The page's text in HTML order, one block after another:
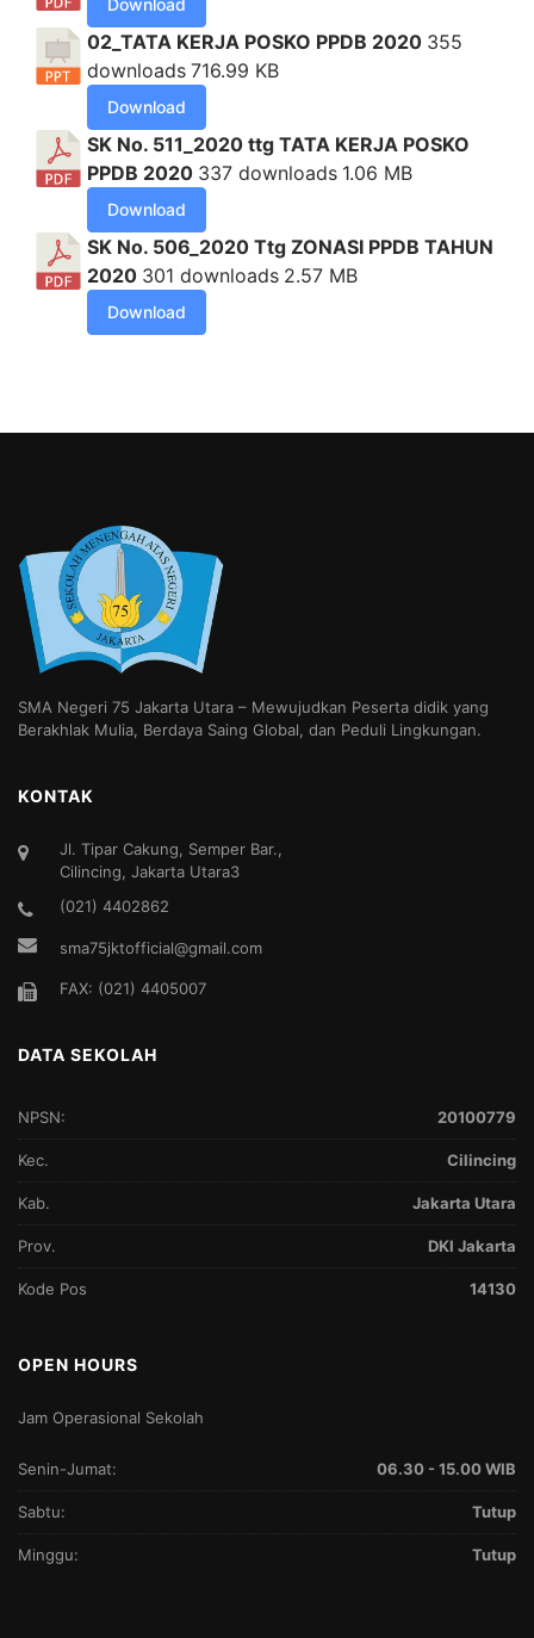
Download
02_TATA KERJA POSKO PPDB 2020 355
downloads 716.99 KB
Download
SK No. 511_2020 ttg TATA KERJA POSKO
PPDB 2020 337 downloads 1.06 MB
Download
SK No. 506_2020 Ttg ZONASI PPDB TAHUN
2020 301 downloads 2.57 MB
Download
SMA Negeri 75 Jakarta Utara – Mewujudkan Peserta didik yang
Berakhlak Mulia, Berdaya Saing Global, dan Peduli Lingkungan.
KONTAK
Jl. Tipar Cakung, Semper Bar.,
Cilincing, Jakarta Utara3
(021) 4402862
sma75jktofficial@gmail.com
FAX: (021) 4405007
DATA SEKOLAH
NPSN: 20100779
Kec. Cilincing
Kab. Jakarta Utara
Prov. DKI Jakarta
Kode Pos 14130
OPEN HOURS
Jam Operasional Sekolah
Senin-Jumat: 06.30 - 15.00 WIB
Sabtu: Tutup
Minggu: Tutup